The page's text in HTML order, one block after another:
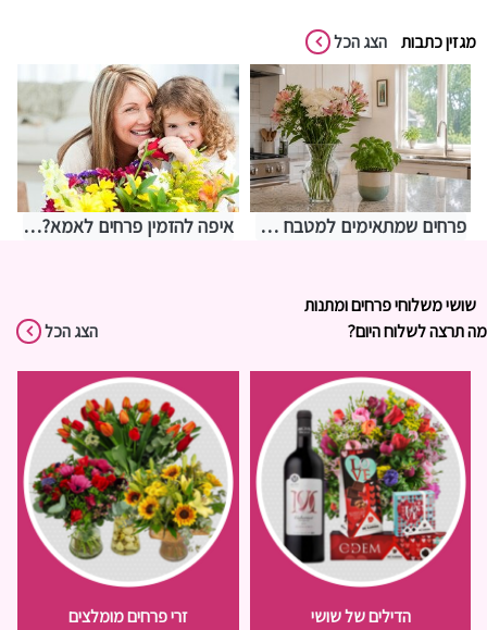
מגזין כתבות הצג הכל
פרחים שמתאימים למטבח – איך לבחור משהו שמחזיק מעמד בתנאים מאתגרים איפה להזמין פרחים לאמא? אצלנו בחנות שושי רגעים של פרחים
שושי משלוחי פרחים ומתנות
מה תרצה לשלוח היום?
הצג הכל
הדילים של שושי
זרי פרחים מומלצים